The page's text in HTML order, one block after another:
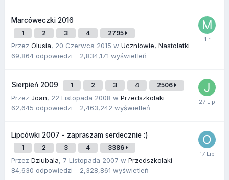
Marcóweczki 2016
1 2 3 4 2795
Przez Olusia, 20 Czerwca 2015 w Uczniowie, Nastolatki
69,864 odpowiedzi 2,834,171 wyświetleń
Sierpień 2009 1 2 3 4 2506
Przez Joan, 22 Listopada 2008 w Przedszkolaki
62,645 odpowiedzi 2,463,242 wyświetleń
Lipcówki 2007 - zapraszam serdecznie :)
1 2 3 4 3386
Przez Dziubala, 7 Listopada 2007 w Przedszkolaki
84,630 odpowiedzi 2,328,861 wyświetleń